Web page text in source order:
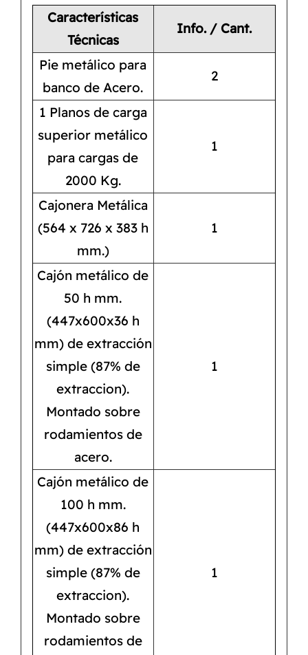
Características
Técnicas
Info. / Cant.
Pie metálico para
banco de Acero.
2
1 Planos de carga
superior metálico
para cargas de
2000 Kg.
1
Cajonera Metálica
(564 x 726 x 383 h
mm.)
1
Cajón metálico de
50 h mm.
(447x600x36 h
mm) de extracción
simple (87% de
extraccion).
Montado sobre
rodamientos de
acero.
1
Cajón metálico de
100 h mm.
(447x600x86 h
mm) de extracción
simple (87% de
extraccion).
Montado sobre
rodamientos de
1